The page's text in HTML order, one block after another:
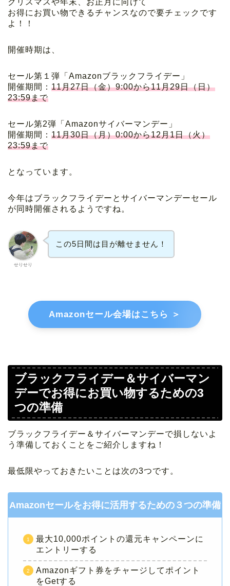
クリスマスや年末、お正月に向けて
お得にお買い物できるチャンスなので要チェックです
よ！！
開催時期は、
セール第１弾「Amazonブラックフライデー」
開催期間： 11月27日（金）9:00から11月29日（日）
23:59まで
セール第2弾「Amazonサイバーマンデー」
開催期間： 11月30日（月）0:00から12月1日（火）
23:59まで
となっています。
今年はブラックフライデーとサイバーマンデーセール
が同時開催されるようですね。
せりせり
この5日間は目が離せません！
Amazonセール会場はこちら ＞
ブラックフライデー＆サイバーマン
デーでお得にお買い物するための3
つの準備
ブラックフライデー＆サイバーマンデーで損しないよ
う準備しておくことをご紹介しますね！
最低限やっておきたいことは次の3つです。
Amazonセールをお得に活用するための３つの準備
最大10,000ポイントの還元キャンペーンに
エントリーする
Amazonギフト券をチャージしてポイント
をGetする